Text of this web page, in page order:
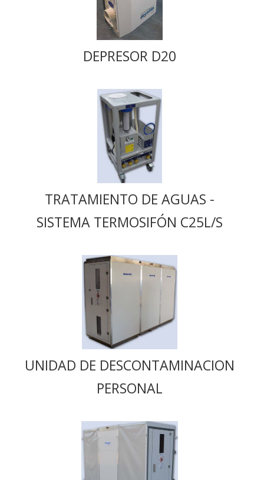
DEPRESOR D20
TRATAMIENTO DE AGUAS -
SISTEMA TERMOSIFÓN C25L/S
UNIDAD DE DESCONTAMINACION
PERSONAL